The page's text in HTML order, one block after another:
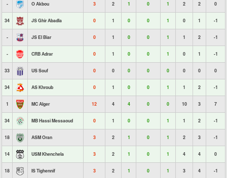
- O Akbou 3 2 1 0 1 2 2 0
34 JS Ghir Abadla 0 1 0 0 1 0 1 -1
- JS El Biar 0 1 0 0 1 1 2 -1
- CRB Adrar 0 1 0 0 1 0 1 -1
33 US Souf 0 0 0 0 0 0 0 0
34 AS Khroub 0 1 0 0 1 1 2 -1
1 MC Alger 12 4 4 0 0 10 3 7
34 MB Hassi Messaoud 0 1 0 0 1 1 2 -1
18 ASM Oran 3 2 1 0 1 2 3 -1
14 USM Khenchela 3 2 1 0 1 4 4 0
18 IS Tighennif 3 2 1 0 1 3 4 -1